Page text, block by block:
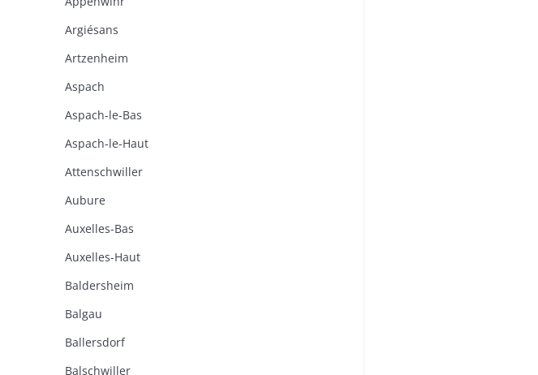
Argiésans
Artzenheim
Aspach
Aspach-le-Bas
Aspach-le-Haut
Attenschwiller
Aubure
Auxelles-Bas
Auxelles-Haut
Baldersheim
Balgau
Ballersdorf
Balschwiller